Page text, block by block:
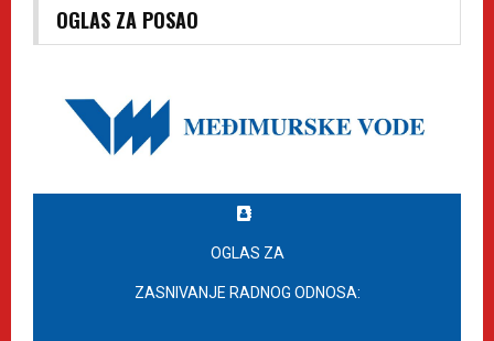
OGLAS ZA POSAO
OGLAS ZA
ZASNIVANJE RADNOG ODNOSA: